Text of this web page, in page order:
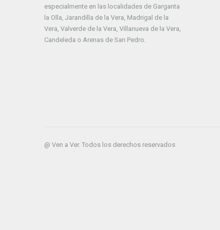
especialmente en las localidades de Garganta
la Olla, Jarandilla de la Vera, Madrigal de la
Vera, Valverde de la Vera, Villanueva de la Vera,
Candeleda o Arenas de San Pedro.
@ Ven a Ver. Todos los derechos reservados